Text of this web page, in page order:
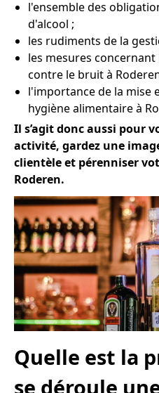
l'ensemble des
d'alcool ;
les rudiments de la
les mesures
contre le bruit à
l'importance de la mise
hygiène alimentaire à
Il s’agit donc aussi pour
activité, gardez une
clientèle et pérenniser
Roderen.
Quelle est la
se déroule